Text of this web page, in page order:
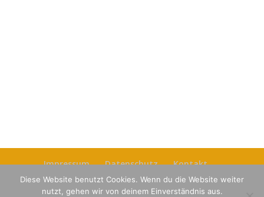
Impressum Datenschutz
Kontakt
Konditionen
Diese Website benutzt Cookies. Wenn du die Website weiter
nutzt, gehen wir von deinem Einverständnis aus.